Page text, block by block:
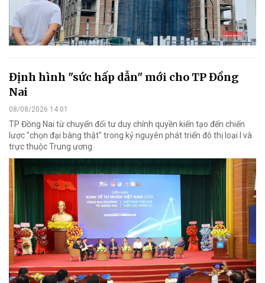
Định hình "sức hấp dẫn" mới cho TP Đồng
Nai
08/08/2026 14:01
TP Đồng Nai từ chuyển đổi tư duy chính quyền kiến tạo đến chiến
lược "chọn đại bàng thật" trong kỷ nguyên phát triển đô thị loại I và
trực thuộc Trung ương.